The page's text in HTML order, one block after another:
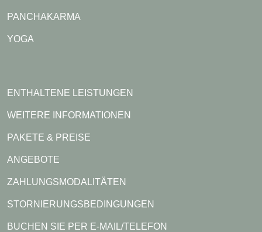
PANCHAKARMA
YOGA
ENTHALTENE LEISTUNGEN
WEITERE INFORMATIONEN
PAKETE & PREISE
ANGEBOTE
ZAHLUNGSMODALITÄTEN
STORNIERUNGSBEDINGUNGEN
BUCHEN SIE PER E-MAIL/TELEFON